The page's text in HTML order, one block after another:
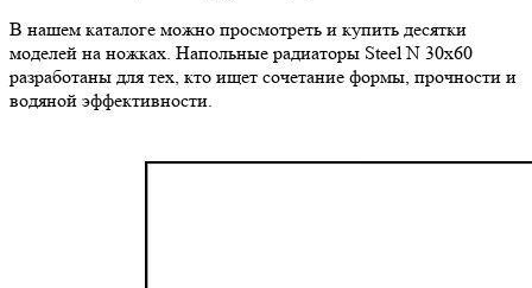
В нашем каталоге можно просмотреть и купить десятки
моделей на ножках. Напольные радиаторы Steel N 30х60
разработаны для тех, кто ищет сочетание формы, прочности и
водяной эффективности.